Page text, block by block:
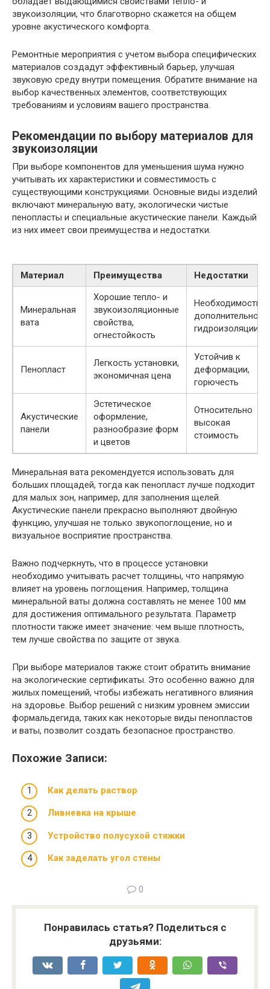
звукоизоляции, что благотворно скажется на общем
уровне акустического комфорта.
Ремонтные мероприятия с учетом выбора специфических
материалов создадут эффективный барьер, улучшая
звуковую среду внутри помещения. Обратите внимание на
выбор качественных элементов, соответствующих
требованиям и условиям вашего пространства.
Рекомендации по выбору материалов для
звукоизоляции
При выборе компонентов для уменьшения шума нужно
учитывать их характеристики и совместимость с
существующими конструкциями. Основные виды изделий
включают минеральную вату, экологически чистые
пенопласты и специальные акустические панели. Каждый
из них имеет свои преимущества и недостатки.
Материал Преимущества Недостатки
Минеральная
вата
Хорошие тепло- и
звукоизоляционные
свойства,
огнестойкость
Необходимость
дополнительной
гидроизоляции
Пенопласт
Легкость установки,
экономичная цена
Устойчив к
деформации,
горючесть
Акустические
панели
Эстетическое
оформление,
разнообразие форм
и цветов
Относительно
высокая
стоимость
Минеральная вата рекомендуется использовать для
больших площадей, тогда как пенопласт лучше подходит
для малых зон, например, для заполнения щелей.
Акустические панели прекрасно выполняют двойную
функцию, улучшая не только звукопоглощение, но и
визуальное восприятие пространства.
Важно подчеркнуть, что в процессе установки
необходимо учитывать расчет толщины, что напрямую
влияет на уровень поглощения. Например, толщина
минеральной ваты должна составлять не менее 100 мм
для достижения оптимального результата. Параметр
плотности также имеет значение: чем выше плотность,
тем лучше свойства по защите от звука.
При выборе материалов также стоит обратить внимание
на экологические сертификаты. Это особенно важно для
жилых помещений, чтобы избежать негативного влияния
на здоровье. Выбор решений с низким уровнем эмиссии
формальдегида, таких как некоторые виды пенопластов
и ваты, позволит создать безопасное пространство.
Похожие Записи:
Как делать раствор
Ливневка на крыше
Устройство полусухой стяжки
Как заделать угол стены
0
Понравилась статья? Поделиться с
друзьями: